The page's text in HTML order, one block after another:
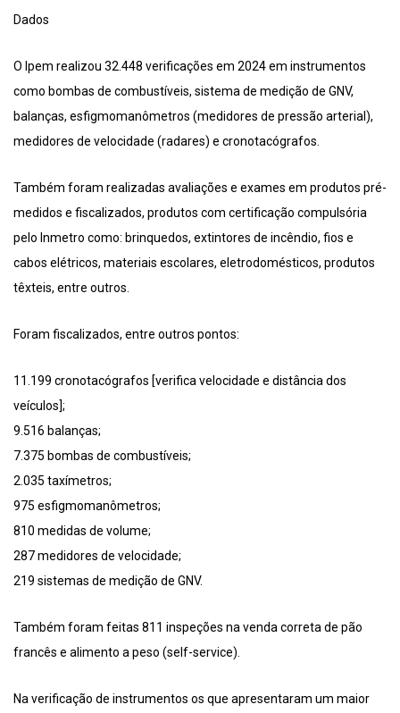
Dados
O Ipem realizou 32.448 verificações em 2024 em instrumentos
como bombas de combustíveis, sistema de medição de GNV,
balanças, esfigmomanômetros (medidores de pressão arterial),
medidores de velocidade (radares) e cronotacógrafos.
Também foram realizadas avaliações e exames em produtos pré-
medidos e fiscalizados, produtos com certificação compulsória
pelo Inmetro como: brinquedos, extintores de incêndio, fios e
cabos elétricos, materiais escolares, eletrodomésticos, produtos
têxteis, entre outros.
Foram fiscalizados, entre outros pontos:
11.199 cronotacógrafos [verifica velocidade e distância dos
veículos];
9.516 balanças;
7.375 bombas de combustíveis;
2.035 taxímetros;
975 esfigmomanômetros;
810 medidas de volume;
287 medidores de velocidade;
219 sistemas de medição de GNV.
Também foram feitas 811 inspeções na venda correta de pão
francês e alimento a peso (self-service).
Na verificação de instrumentos os que apresentaram um maior